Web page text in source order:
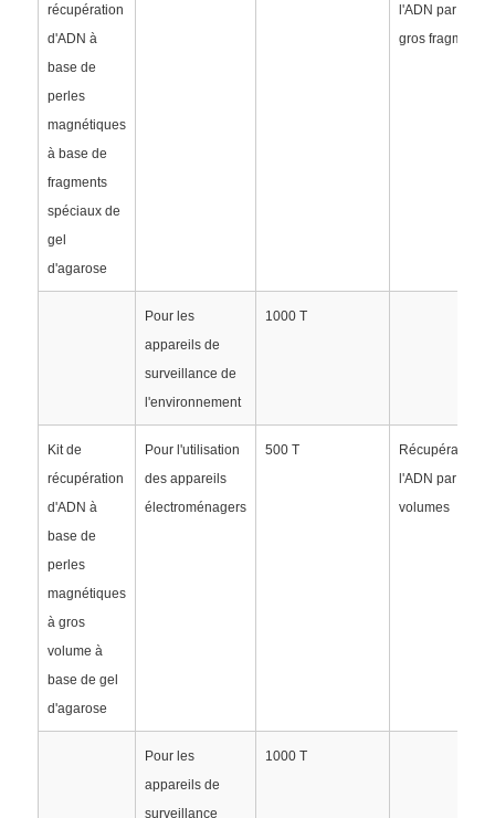
Nous contacter
Nouvelles
extraction d'acides nucléiques par perles magnétiques
Des kits d'extraction d'ADN / ARN
Perles magnétiques NGS
Perles magnétiques pour tri cellulaire
Perles magnétiques activées en surface
Instruments et consommables automatisés
récupération
d'ADN à
base de
perles
magnétiques
à base de
fragments
spéciaux de
gel
d'agarose
l'ADN par gel
gros fragments
Pour les
appareils de
surveillance de
l'environnement
1000 T
Kit de
récupération
d'ADN à
base de
perles
magnétiques
à gros
volume à
base de gel
d'agarose
Pour l'utilisation
des appareils
électroménagers
500 T
Récupération
l'ADN par gel à
volumes
Pour les
appareils de
surveillance
1000 T